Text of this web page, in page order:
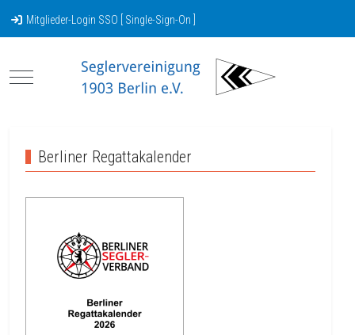
Mitglieder-Login SSO [ Single-Sign-On ]
Mobile Menu Toggle
Berliner Regattakalender